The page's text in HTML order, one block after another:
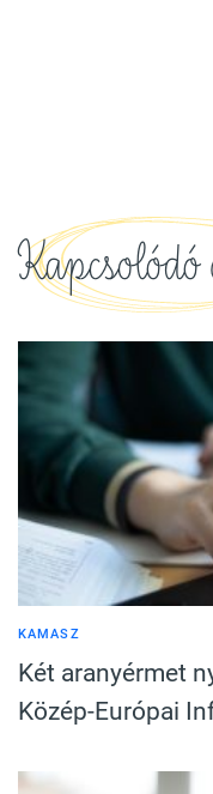
Kapcsolódó
KAMASZ
Két aranyérmet
Közép-Európai